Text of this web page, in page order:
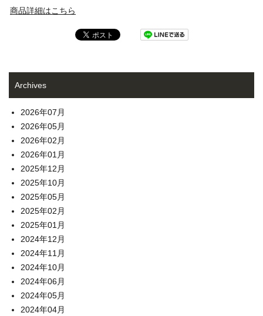
商品詳細はこちら
Archives
2026年07月
2026年05月
2026年02月
2026年01月
2025年12月
2025年10月
2025年05月
2025年02月
2025年01月
2024年12月
2024年11月
2024年10月
2024年06月
2024年05月
2024年04月